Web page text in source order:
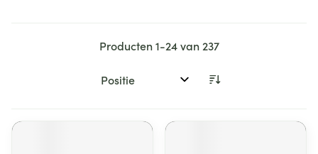
Producten1-24van 237
Sorteer op: